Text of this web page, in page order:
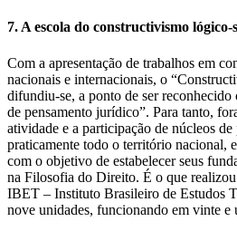
7. A escola do constructivismo lógico-
Com a apresentação de trabalhos em
nacionais e internacionais, o
difundiu-se, a ponto de ser reconhecido
de pensamento jurídico”. Para tanto,
atividade e a participação de núcleos de
praticamente todo o território nacional,
com o objetivo de estabelecer seus
na Filosofia do Direito. É o que
IBET – Instituto Brasileiro de Estudos
nove unidades, funcionando em vinte e